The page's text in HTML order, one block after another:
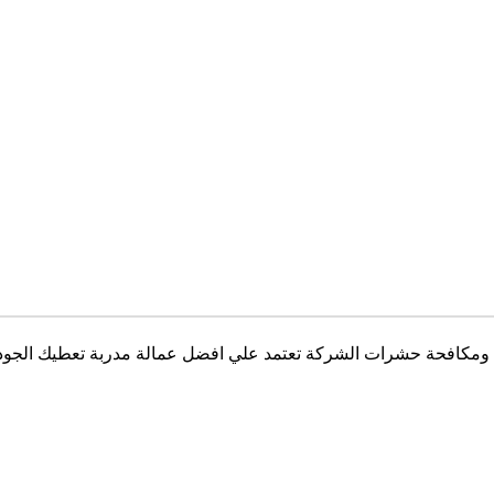
حشرات الشركة تعتمد علي افضل عمالة مدربة تعطيك الجودة